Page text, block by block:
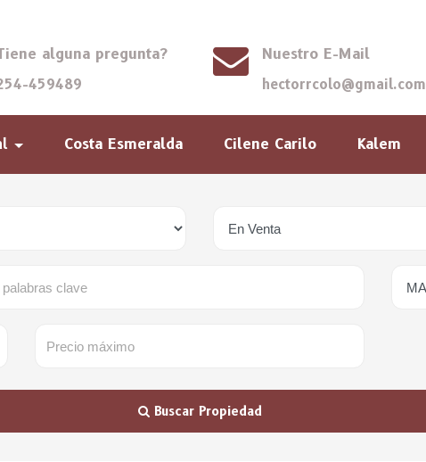
alguna pregunta?
459489
Nuestro E-Mail
hectorrcolo@gmail.com
Costa Esmeralda Cilene Carilo Kalem
Buscar Propiedad